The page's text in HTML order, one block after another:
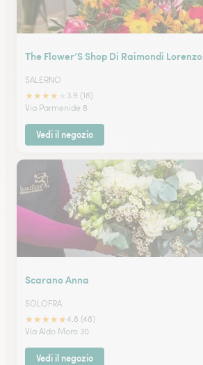
The Flower’S Shop Di Raimondi Lorenzo
SALERNO
★★★★
3.9 (18)
Via Parmenide 8
Vedi il negozio
Scarano Anna
SOLOFRA
★★★★★4.8 (48)
Via Aldo Moro 30
Vedi il negozio